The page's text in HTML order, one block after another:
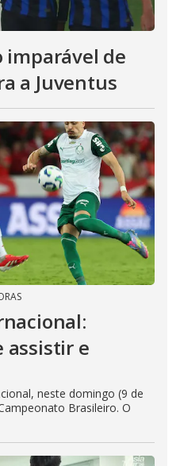
imparável de
a Juventus
assistir e
neste domingo (9 de
Brasileiro. O